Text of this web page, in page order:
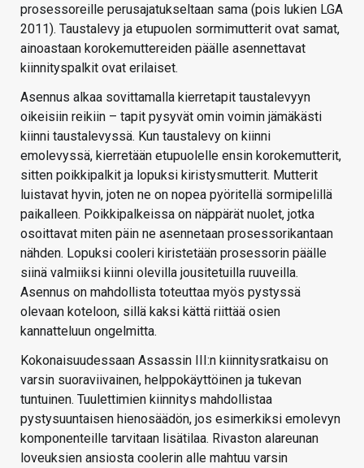
prosessoreille perusajatukseltaan sama (pois lukien LGA
2011). Taustalevy ja etupuolen sormimutterit ovat samat,
ainoastaan korokemuttereiden päälle asennettavat
kiinnityspalkit ovat erilaiset.
Asennus alkaa sovittamalla kierretapit taustalevyyn
oikeisiin reikiin – tapit pysyvät omin voimin jämäkästi
kiinni taustalevyssä. Kun taustalevy on kiinni
emolevyssä, kierretään etupuolelle ensin korokemutterit,
sitten poikkipalkit ja lopuksi kiristysmutterit. Mutterit
luistavat hyvin, joten ne on nopea pyöritellä sormipelillä
paikalleen. Poikkipalkeissa on näppärät nuolet, jotka
osoittavat miten päin ne asennetaan prosessorikantaan
nähden. Lopuksi cooleri kiristetään prosessorin päälle
siinä valmiiksi kiinni olevilla jousitetuilla ruuveilla.
Asennus on mahdollista toteuttaa myös pystyssä
olevaan koteloon, sillä kaksi kättä riittää osien
kannatteluun ongelmitta.
Kokonaisuudessaan Assassin III:n kiinnitysratkaisu on
varsin suoraviivainen, helppokäyttöinen ja tukevan
tuntuinen. Tuulettimien kiinnitys mahdollistaa
pystysuuntaisen hienosäädön, jos esimerkiksi emolevyn
komponenteille tarvitaan lisätilaa. Rivaston alareunan
loveuksien ansiosta coolerin alle mahtuu varsin